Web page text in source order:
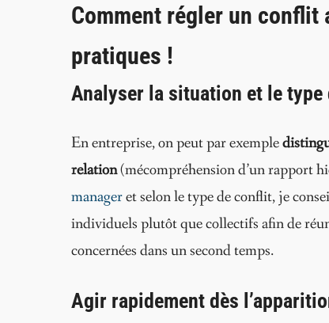
Comment régler un conflit
pratiques !
Analyser la situation et le
En entreprise, on peut par exemple
relation(mécompréhension d’un rapport
manageret selon le type de conflit, je
individuels plutôt que collectifs afin de
concernées dans un second temps.
Agir rapidement dès